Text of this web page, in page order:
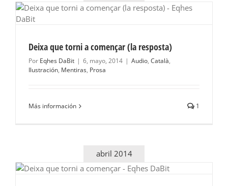
Deixa que torni a començar (la resposta)
Por Eqhes DaBit | 6, mayo, 2014 | Audio, Català,
Ilustración, Mentiras, Prosa
Más información 1
abril 2014